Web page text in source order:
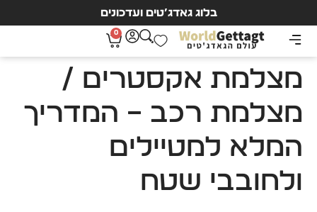
בלוג גאדג’טים ועדכונים
0
מצלמת אקסטרים /
מצלמת רכב – המדריך
המלא למטיילים
ולחובבי שטח